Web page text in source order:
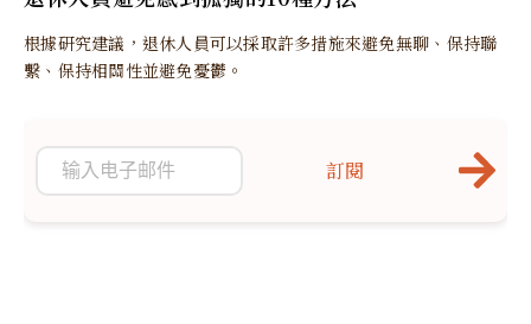
根據研究建議，退休人員可以採取許多措施來避免無聊、保持聯
繫、保持相關性並避免憂鬱。
訂閱